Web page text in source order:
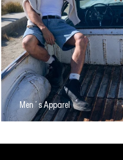
Men´s Apparel